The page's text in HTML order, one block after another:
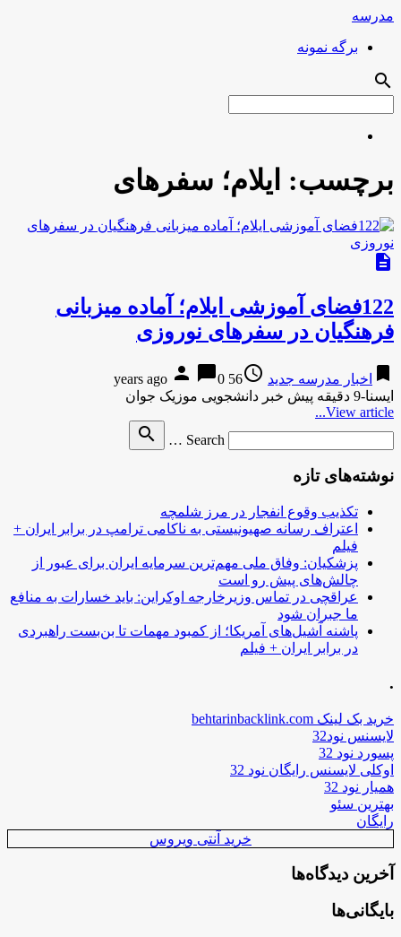
مدرسه
برگه نمونه
search
برچسب: ایلام؛ سفرهای
description
122فضای آموزشی ایلام؛ آماده میزبانی
فرهنگیان در سفرهای نوروزی
bookmark اخبار مدرسه جدید access_time
56 years ago
person chat_bubble0
ایسنا-9 دقیقه پیش خبر دانشجویی موزیک جوان
View article...
Search …
search
نوشته‌های تازه
تکذیب وقوع انفجار در مرز شلمچه
اعتراف رسانه صهیونیستی به ناکامی ترامپ در برابر ایران +
فیلم
پزشکیان: وفاق ملی مهم‌ترین سرمایه ایران برای عبور از
چالش‌های پیش رو است
عراقچی در تماس وزیرخارجه اوکراین: باید خسارات به منافع
ما جبران شود
پاشنه آشیل‌های آمریکا؛ از کمبود مهمات تا بن‌بست راهبردی
در برابر ایران + فیلم
.
خرید بک لینک behtarinbacklink.com
لایسنس نود32
پسورد نود 32
اوکلی لایسنس رایگان نود 32
همیار نود 32
بهترین سئو
رایگان
خرید آنتی ویروس
آخرین دیدگاه‌ها
بایگانی‌ها